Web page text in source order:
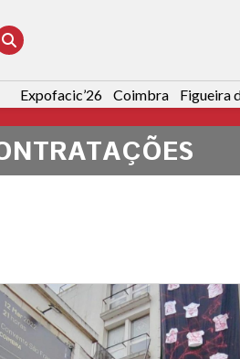
Expofacic’26 Coimbra Figueira